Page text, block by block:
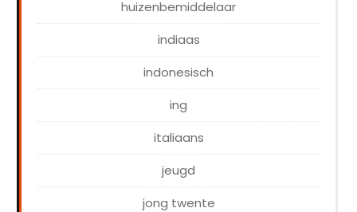
huizenbemiddelaar
indiaas
indonesisch
ing
italiaans
jeugd
jong twente